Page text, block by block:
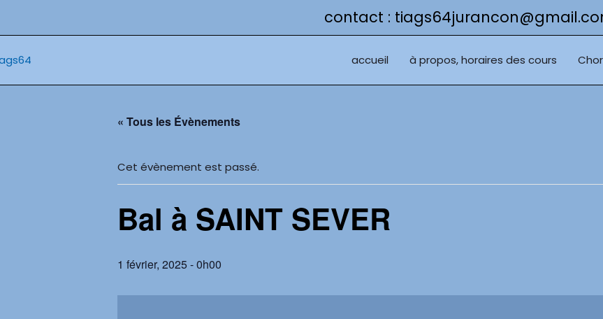
contact :
accueil à propos, horaires des cours
« Tous les Évènements
Cet évènement est passé.
Bal à SAINT SEVER
1 février, 2025 - 0h00